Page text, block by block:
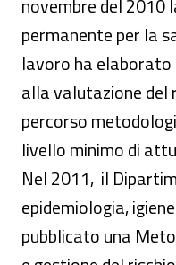
novembre del 2010
permanente per la
lavoro ha elaborato
alla valutazione del
percorso
livello minimo di
Nel 2011, il
epidemiologia,
pubblicato una